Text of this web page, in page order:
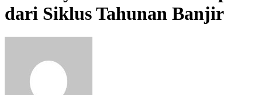
dari Siklus Tahunan Banjir